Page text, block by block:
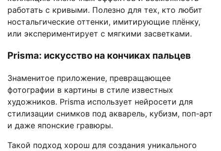
работать с кривыми. Полезно для тех, кто любит
ностальгические оттенки, имитирующие плёнку,
или экспериментирует с мягкими засветками.
Prisma: искусство на кончиках пальцев
Знаменитое приложение, превращающее
фотографии в картины в стиле известных
художников. Prisma использует нейросети для
стилизации снимков под акварель, кубизм, поп-арт
и даже японские гравюры.
Такой подход хорош для создания уникального